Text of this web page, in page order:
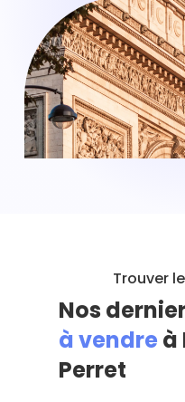
Trouver
Nos
à vendre à
Perret